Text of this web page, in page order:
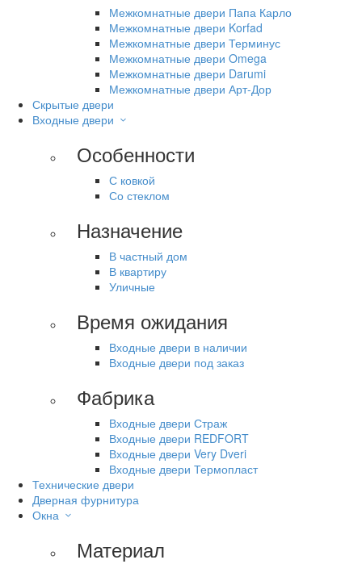
Межкомнатные двери Папа Карло
Межкомнатные двери Korfad
Межкомнатные двери Терминус
Межкомнатные двери Omega
Межкомнатные двери Darumi
Межкомнатные двери Арт-Дор
Скрытые двери
Входные двери
Особенности
С ковкой
Со стеклом
Назначение
В частный дом
В квартиру
Уличные
Время ожидания
Входные двери в наличии
Входные двери под заказ
Фабрика
Входные двери Страж
Входные двери REDFORT
Входные двери Very Dveri
Входные двери Термопласт
Технические двери
Дверная фурнитура
Окна
Материал